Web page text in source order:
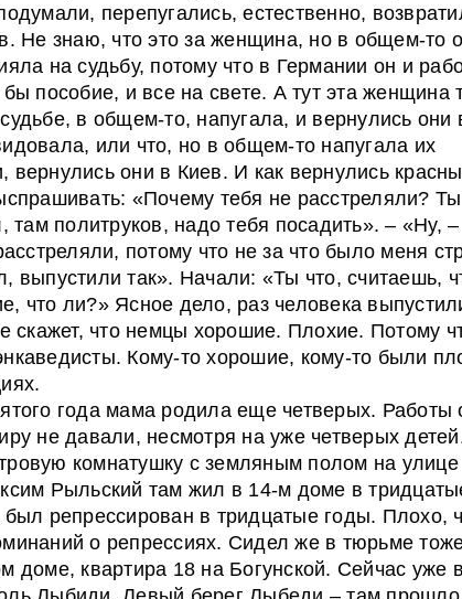
перепугались, естественно,
Не знаю, что это за женщина, но в общем-то
на судьбу, потому что в Германии он и
пособие, и все на свете. А тут эта женщина
в общем-то, напугала, и вернулись они
или что, но в общем-то напугала их
вернулись они в Киев. И как вернулись
«Почему тебя не расстреляли?
там политруков, надо тебя посадить». – «Ну, –
потому что не за что было меня
выпустили так». Начали: «Ты что, считаешь,
что ли?» Ясное дело, раз человека
скажет, что немцы хорошие. Плохие. Потому
Кому-то хорошие, кому-то были
года мама родила еще четверых. Работы
не давали, несмотря на уже четверых
комнатушку с земляным полом на улице
Рыльский там жил в 14-м доме в
репрессирован в тридцатые годы. Плохо,
о репрессиях. Сидел же в тюрьме
доме, квартира 18 на Богунской. Сейчас уже